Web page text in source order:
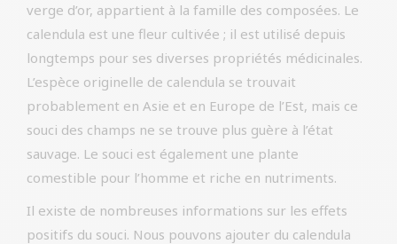
verge d’or, appartient à la famille des composées. Le
calendula est une fleur cultivée ; il est utilisé depuis
longtemps pour ses diverses propriétés médicinales.
L’espèce originelle de calendula se trouvait
probablement en Asie et en Europe de l’Est, mais ce
souci des champs ne se trouve plus guère à l’état
sauvage. Le souci est également une plante
comestible pour l’homme et riche en nutriments.
Il existe de nombreuses informations sur les effets
positifs du souci. Nous pouvons ajouter du calendula